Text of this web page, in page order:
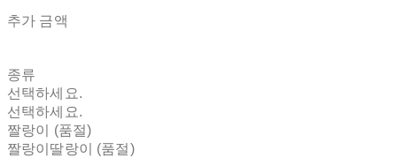
추가 금액
종류
선택하세요.
선택하세요.
짤랑이 (품절)
짤랑이딸랑이 (품절)